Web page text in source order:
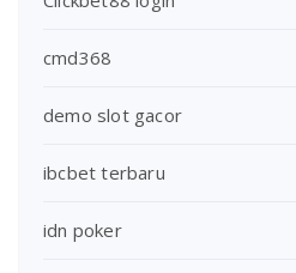
cmd368
demo slot gacor
ibcbet terbaru
idn poker